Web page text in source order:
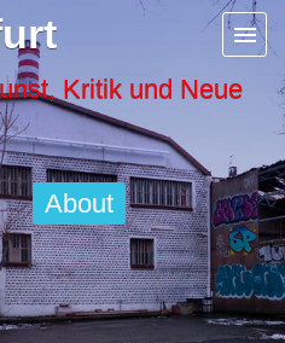
Kritik und Neue
About
» Netzkunst